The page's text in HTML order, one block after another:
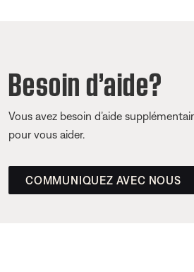
Besoin d’aide?
Vous avez besoin d’aide
pour vous aider.
COMMUNIQUEZ AVEC NOUS